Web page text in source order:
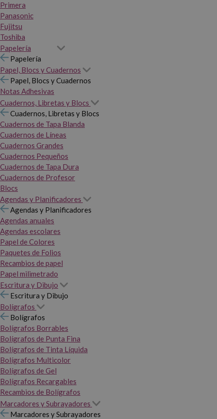
Primera
Panasonic
Fujitsu
Toshiba
Papelería
Papelería
Papel, Blocs y Cuadernos
Papel, Blocs y Cuadernos
Notas Adhesivas
Cuadernos, Libretas y Blocs
Cuadernos, Libretas y Blocs
Cuadernos de Tapa Blanda
Cuadernos de Líneas
Cuadernos Grandes
Cuadernos Pequeños
Cuadernos de Tapa Dura
Cuadernos de Profesor
Blocs
Agendas y Planificadores
Agendas y Planificadores
Agendas anuales
Agendas escolares
Papel de Colores
Paquetes de Folios
Recambios de papel
Papel milimetrado
Escritura y Dibujo
Escritura y Dibujo
Bolígrafos
Bolígrafos
Bolígrafos Borrables
Bolígrafos de Punta Fina
Bolígrafos de Tinta Líquida
Bolígrafos Multicolor
Bolígrafos de Gel
Bolígrafos Recargables
Recambios de Bolígrafos
Marcadores y Subrayadores
Marcadores y Subrayadores